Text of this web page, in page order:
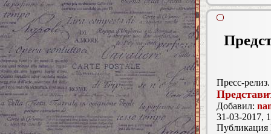
Пресс-релиз.
Добавил:
31-03-2017,